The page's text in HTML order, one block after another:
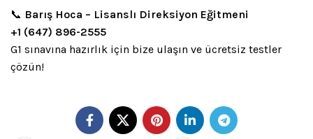
📞 Barış Hoca – Lisanslı Direksiyon Eğitmeni
+1 (647) 896-2555
G1 sınavına hazırlık için bize ulaşın ve ücretsiz testler
çözün!